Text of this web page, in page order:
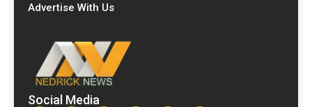
Advertise With Us
Social Media